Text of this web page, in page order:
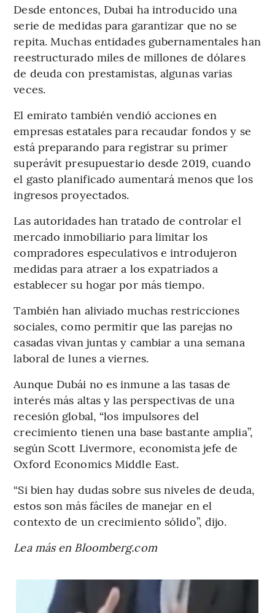
Desde entonces, Dubai ha introducido una
serie de medidas para garantizar que no se
repita. Muchas entidades gubernamentales han
reestructurado miles de millones de dólares
de deuda con prestamistas, algunas varias
veces.
El emirato también vendió acciones en
empresas estatales para recaudar fondos y se
está preparando para registrar su primer
superávit presupuestario desde 2019, cuando
el gasto planificado aumentará menos que los
ingresos proyectados.
Las autoridades han tratado de controlar el
mercado inmobiliario para limitar los
compradores especulativos e introdujeron
medidas para atraer a los expatriados a
establecer su hogar por más tiempo.
También han aliviado muchas restricciones
sociales, como permitir que las parejas no
casadas vivan juntas y cambiar a una semana
laboral de lunes a viernes.
Aunque Dubái no es inmune a las tasas de
interés más altas y las perspectivas de una
recesión global, “los impulsores del
crecimiento tienen una base bastante amplia”,
según Scott Livermore, economista jefe de
Oxford Economics Middle East.
“Si bien hay dudas sobre sus niveles de deuda,
estos son más fáciles de manejar en el
contexto de un crecimiento sólido”, dijo.
Lea más en Bloomberg.com